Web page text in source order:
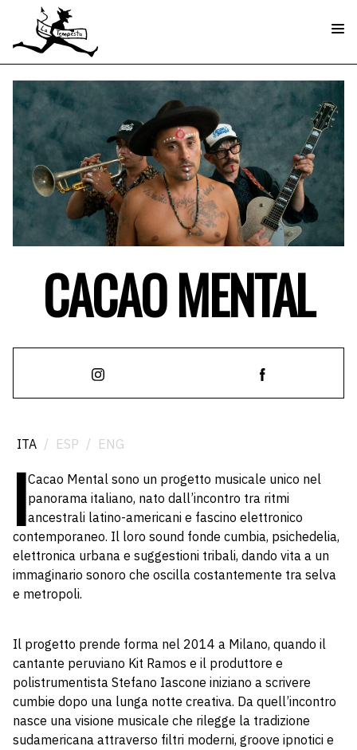
CACAO MENTAL
ITA / ESP / ENG
ICacao Mental sono un progetto musicale unico nel
panorama italiano, nato dall’incontro tra ritmi
ancestrali latino-americani e fascino elettronico
contemporaneo. Il loro sound fonde cumbia, psichedelia,
elettronica urbana e suggestioni tribali, dando vita a un
immaginario sonoro che oscilla costantemente tra selva
e metropoli.
Il progetto prende forma nel 2014 a Milano, quando il
cantante peruviano Kit Ramos e il produttore e
polistrumentista Stefano Iascone iniziano a scrivere
cumbie dopo una lunga notte creativa. Da quell’incontro
nasce una visione musicale che rilegge la tradizione
sudamericana attraverso filtri moderni, groove ipnotici e